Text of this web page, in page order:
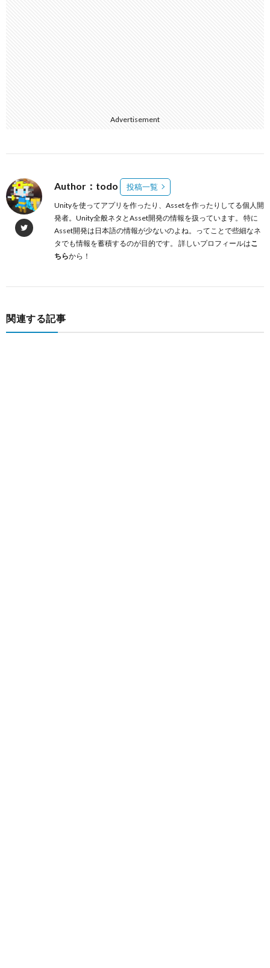
Advertisement
Author：todo 投稿一覧
Unityを使ってアプリを作ったり、Assetを作ったりしてる個人開
発者。Unity全般ネタとAsset開発の情報を扱っています。 特に
Asset開発は日本語の情報が少ないのよね。ってことで些細なネ
タでも情報を蓄積するのが目的です。 詳しいプロフィールはこ
ちらから！
関連する記事